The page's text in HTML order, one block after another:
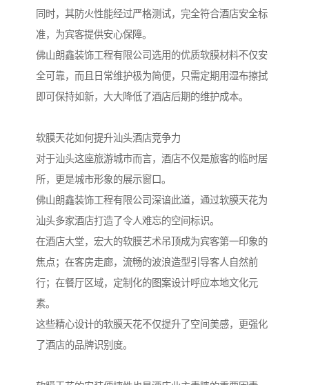
同时，其防火性能经过严格测试，完全符合酒店安全标
准，为宾客提供安心保障。
佛山朗鑫装饰工程有限公司选用的优质软膜材料不仅安
全可靠，而且日常维护极为简便，只需定期用湿布擦拭
即可保持如新，大大降低了酒店后期的维护成本。
软膜天花如何提升汕头酒店竞争力
对于汕头这座旅游城市而言，酒店不仅是旅客的临时居
所，更是城市形象的展示窗口。
佛山朗鑫装饰工程有限公司深谙此道，通过软膜天花为
汕头多家酒店打造了令人难忘的空间标识。
在酒店大堂，宏大的软膜艺术吊顶成为宾客第一印象的
焦点；在客房走廊，流畅的波浪造型引导客人自然前
行；在餐厅区域，定制化的图案设计呼应本地文化元
素。
这些精心设计的软膜天花不仅提升了空间美感，更强化
了酒店的品牌识别度。